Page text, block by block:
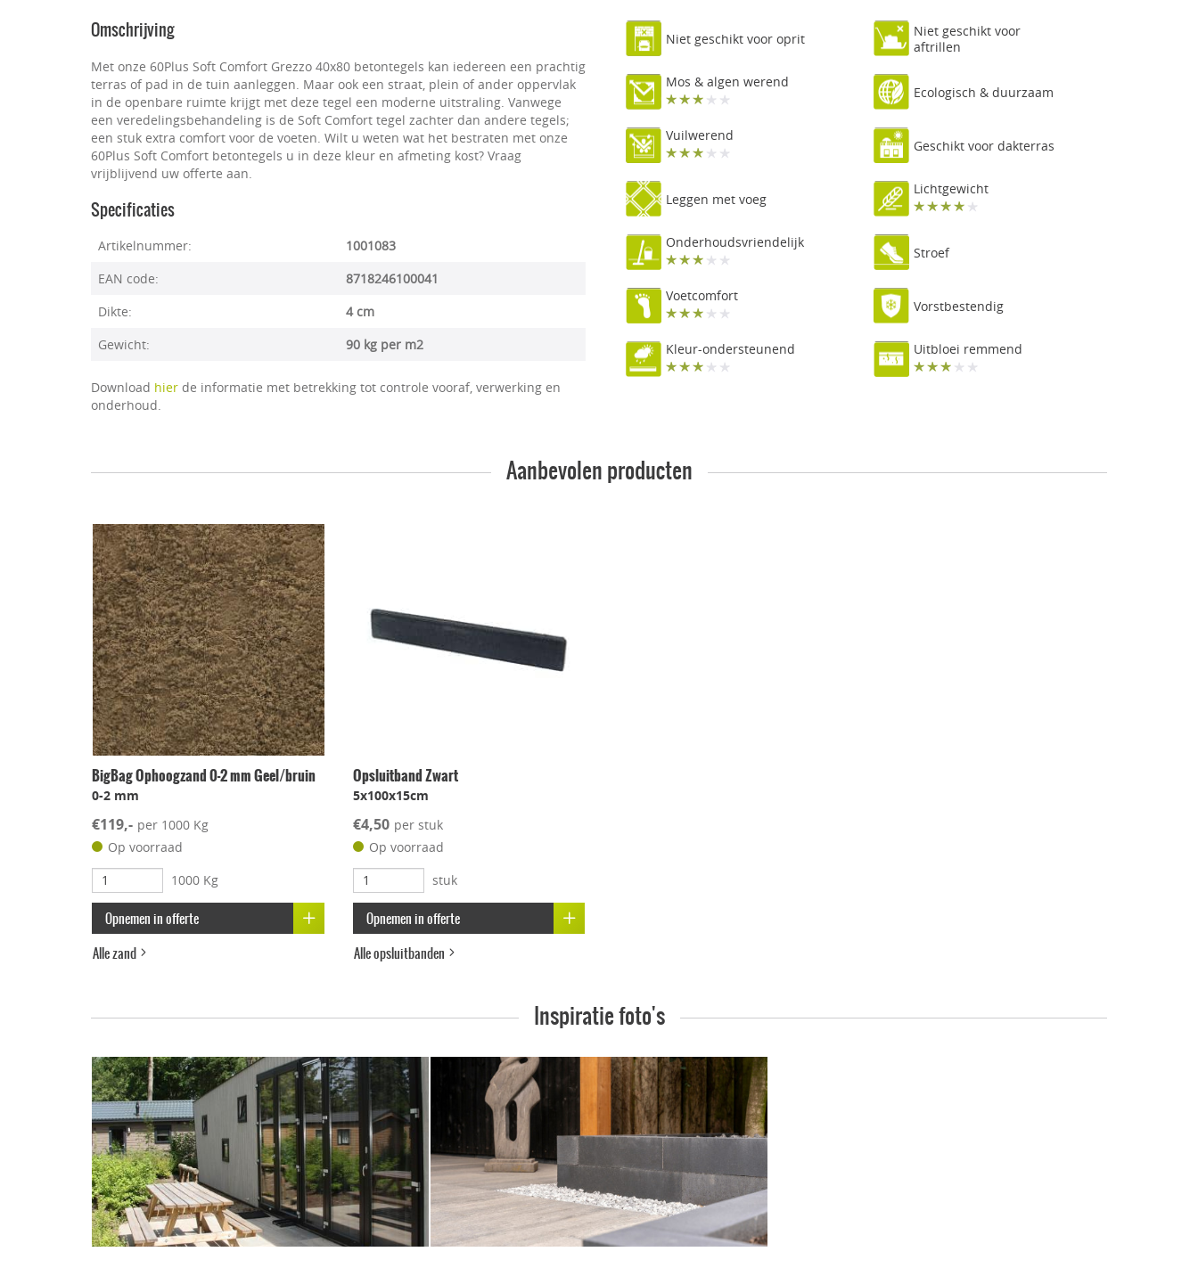
Omschrijving
Met onze 60Plus Soft Comfort Grezzo 40x80 betontegels kan iedereen een prachtig
terras of pad in de tuin aanleggen. Maar ook een straat, plein of ander oppervlak
in de openbare ruimte krijgt met deze tegel een moderne uitstraling. Vanwege
een veredelingsbehandeling is de Soft Comfort tegel zachter dan andere tegels;
een stuk extra comfort voor de voeten. Wilt u weten wat het bestraten met onze
60Plus Soft Comfort betontegels u in deze kleur en afmeting kost? Vraag
vrijblijvend uw offerte aan.
Specificaties
Artikelnummer:
1001083
EAN code:
8718246100041
Dikte:
4 cm
Gewicht:
90 kg per m2
Download hier de informatie met betrekking tot controle vooraf, verwerking en
onderhoud.
Niet geschikt voor oprit
Niet geschikt voor
aftrillen
Mos & algen werend
Ecologisch & duurzaam
Vuilwerend
Geschikt voor dakterras
Leggen met voeg
Lichtgewicht
Onderhoudsvriendelijk
Stroef
Voetcomfort
Vorstbestendig
Kleur-ondersteunend Uitbloei remmend
Aanbevolen producten
BigBag Ophoogzand 0-2 mm Geel/bruin
0-2 mm
€119,- per 1000 Kg
Op voorraad
1000 Kg
Opnemen in offerte
Alle zand
Opsluitband Zwart
5x100x15cm
€4,50 per stuk
Op voorraad
stuk
Opnemen in offerte
Alle opsluitbanden
Inspiratie foto's